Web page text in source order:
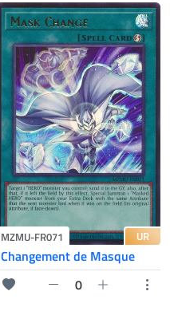
MZMU-FR071 UR
Changement de Masque
0